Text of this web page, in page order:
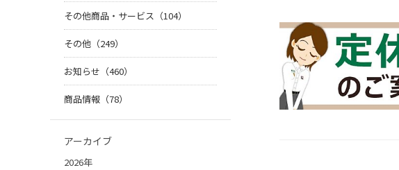
その他商品・サービス（104）
その他（249）
お知らせ（460）
商品情報（78）
アーカイブ
2026年